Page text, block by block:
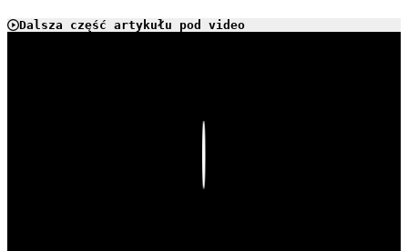
Dalsza część artykułu pod video